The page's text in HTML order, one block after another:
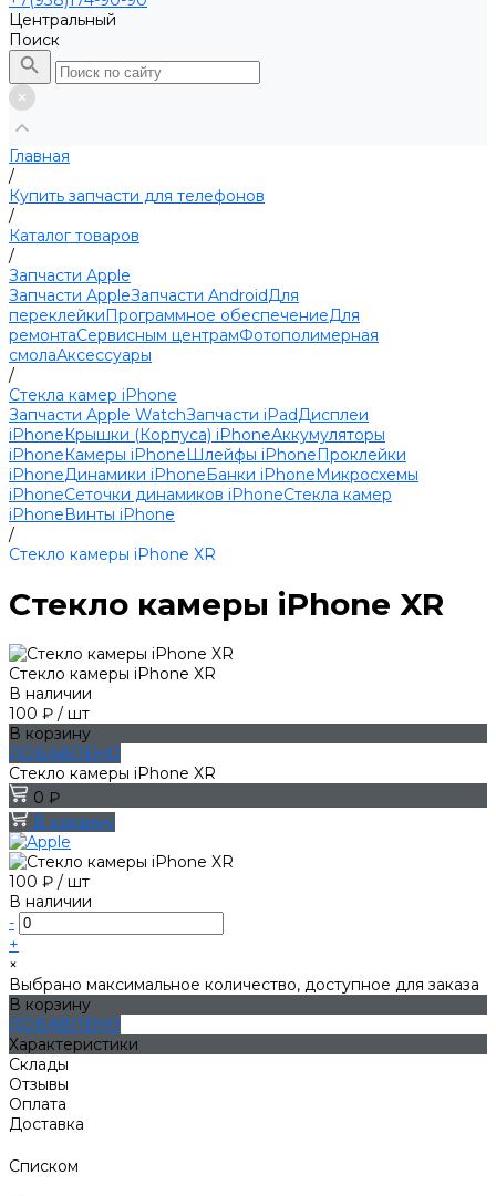
Центральный
Поиск
Главная
/
Купить запчасти для телефонов
/
Каталог товаров
/
Запчасти Apple
Запчасти AppleЗапчасти AndroidДля
переклейкиПрограммное обеспечениеДля
ремонтаСервисным центрамФотополимерная
смолаАксессуары
/
Стекла камер iPhone
Запчасти Apple WatchЗапчасти iPadДисплеи
iPhoneКрышки (Корпуса) iPhoneАккумуляторы
iPhoneКамеры iPhoneШлейфы iPhoneПроклейки
iPhoneДинамики iPhoneБанки iPhoneМикросхемы
iPhoneСеточки динамиков iPhoneСтекла камер
iPhoneВинты iPhone
/
Стекло камеры iPhone XR
Стекло камеры iPhone XR
Стекло камеры iPhone XR
В наличии
100 ₽ / шт
В корзину
ДОБАВЛЕНО
Стекло камеры iPhone XR
0 ₽
В корзину
100 ₽ / шт
В наличии
-
+
×
Выбрано максимальное количество, доступное для заказа
В корзину
ДОБАВЛЕНО
Характеристики
Склады
Отзывы
Оплата
Доставка
Списком